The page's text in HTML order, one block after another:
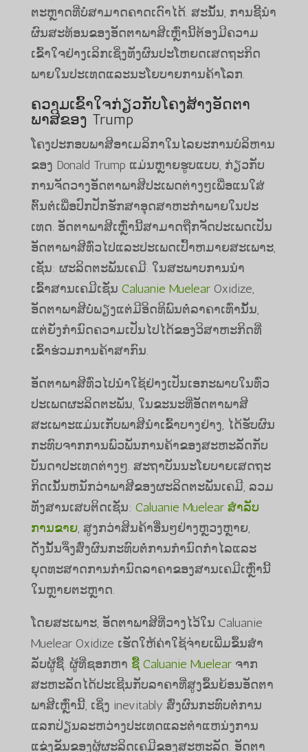
ຕະຫຼາດທີ່ບໍ່ສາມາດຄາດເດົາໄດ້. ສະ​ນັ້ນ, ການ​ຊີ້​ນຳ​
ຜົນ​ສະ​ທ້ອນ​ຂອງ​ອັດ​ຕາ​ພາ​ສີ​ເຫຼົ່າ​ນີ້​ຕ້ອງ​ມີ​ຄວາມ​
ເຂົ້າ​ໃຈ​ຢ່າງ​ເລິກ​ເຊິ່ງ​ທັງ​ຜົນ​ປະ​ໂຫຍດ​ເສດ​ຖະ​ກິດ​
ພາຍ​ໃນ​ປະ​ເທດ​ແລະ​ນະ​ໂຍ​ບາຍ​ການ​ຄ້າ​ໂລກ.
ຄວາມເຂົ້າໃຈກ່ຽວກັບໂຄງສ້າງອັດຕາ
ພາສີຂອງ Trump
ໂຄງ​ປະ​ກອບ​ພາ​ສີ​ອາ​ເມ​ລິ​ກາ​ໃນ​ໄລ​ຍະ​ການ​ບໍ​ລິ​ຫານ​
ຂອງ Donald Trump ແມ່ນ​ຫຼາຍ​ຮູບ​ແບບ​, ກ່ຽວ​ກັບ​
ການ​ຈັດ​ວາງ​ອັດ​ຕາ​ພາ​ສີ​ປະ​ເພດ​ຕ່າງໆ​ເພື່ອ​ແນ​ໃສ່​
ຕົ້ນ​ຕໍ​ເພື່ອ​ປົກ​ປັກ​ຮັກ​ສາ​ອຸດ​ສາ​ຫະ​ກໍາ​ພາຍ​ໃນ​ປະ​
ເທດ​. ອັດຕາພາສີເຫຼົ່ານີ້ສາມາດຖືກຈັດປະເພດເປັນ
ອັດຕາພາສີທົ່ວໄປແລະປະເພດເປົ້າຫມາຍສະເພາະ,
ເຊັ່ນ: ຜະລິດຕະພັນເຄມີ. ໃນສະພາບການນໍາ
ເຂົ້າສານເຄມີເຊັ່ນ Caluanie MuelearOxidize,
ອັດຕາພາສີບໍ່ພຽງແຕ່ມີອິດທິພົນຕໍ່ລາຄາເທົ່ານັ້ນ,
ແຕ່ຍັງກໍານົດຄວາມເປັນໄປໄດ້ຂອງວິສາຫະກິດທີ່
ເຂົ້າຮ່ວມການຄ້າສາກົນ.
ອັດຕາພາສີທົ່ວໄປນໍາໃຊ້ຢ່າງເປັນເອກະພາບໃນທົ່ວ
ປະເພດຜະລິດຕະພັນ, ໃນຂະນະທີ່ອັດຕາພາສີ
ສະເພາະແມ່ນເກັບພາສີນໍາເຂົ້າບາງຢ່າງ, ໄດ້ຮັບຜົນ
ກະທົບຈາກການພົວພັນການຄ້າຂອງສະຫະລັດກັບ
ບັນດາປະເທດຕ່າງໆ. ສະ​ຖາ​ບັນ​ນະ​ໂຍ​ບາຍ​ເສດ​ຖະ​
ກິດ​ເນັ້ນ​ຫນັກ​ວ່າ​ພາ​ສີ​ຂອງ​ຜະ​ລິດ​ຕະ​ພັນ​ເຄ​ມີ​, ລວມ​
ທັງ​ສານ​ເສບ​ຕິດ​ເຊັ່ນ​:​ Caluanie Muelear ສໍາລັບ
ການຂາຍ, ສູງກວ່າສິນຄ້າອື່ນໆຢ່າງຫຼວງຫຼາຍ,
ດັ່ງນັ້ນຈຶ່ງສົ່ງຜົນກະທົບຕໍ່ການກໍານົດກໍາໄລແລະ
ຍຸດທະສາດການກໍານົດລາຄາຂອງສານເຄມີເຫຼົ່ານີ້
ໃນຫຼາຍຕະຫຼາດ.
ໂດຍສະເພາະ, ອັດຕາພາສີທີ່ວາງໄວ້ໃນ Caluanie
Muelear Oxidize ເຮັດໃຫ້ຄ່າໃຊ້ຈ່າຍເພີ່ມຂຶ້ນສໍາ
ລັບຜູ້ຊື້. ຜູ້ທີ່ຊອກຫາ ຊື້ Caluanie Muelearຈາກ
ສະຫະລັດໄດ້ປະເຊີນກັບລາຄາທີ່ສູງຂຶ້ນຍ້ອນອັດຕາ
ພາສີເຫຼົ່ານີ້, ເຊິ່ງ inevitably ສົ່ງຜົນກະທົບຕໍ່ການ
ແລກປ່ຽນລະຫວ່າງປະເທດແລະຕໍາແຫນ່ງການ
ແຂ່ງຂັນຂອງຜູ້ຜະລິດເຄມີຂອງສະຫະລັດ. ອັດຕາ